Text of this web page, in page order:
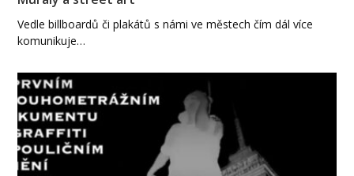
Vedle billboardů či plakátů s námi ve městech čím dál více
komunikuje…